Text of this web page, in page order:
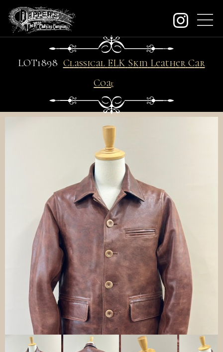
contact
dealers
KeywordSearch
SEARCH
LOT1898 Classical ELK Skin Leather Car
Coat